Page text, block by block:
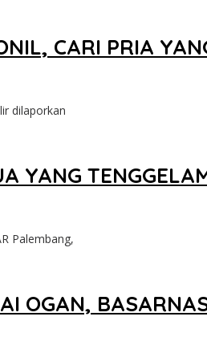
CARI PRIA
dilaporkan
YANG
Palembang,
OGAN,